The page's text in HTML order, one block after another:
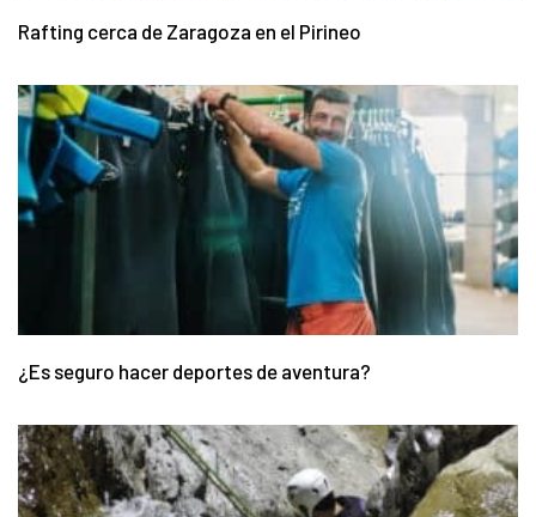
Rafting cerca de Zaragoza en el Pirineo
¿Es seguro hacer deportes de aventura?